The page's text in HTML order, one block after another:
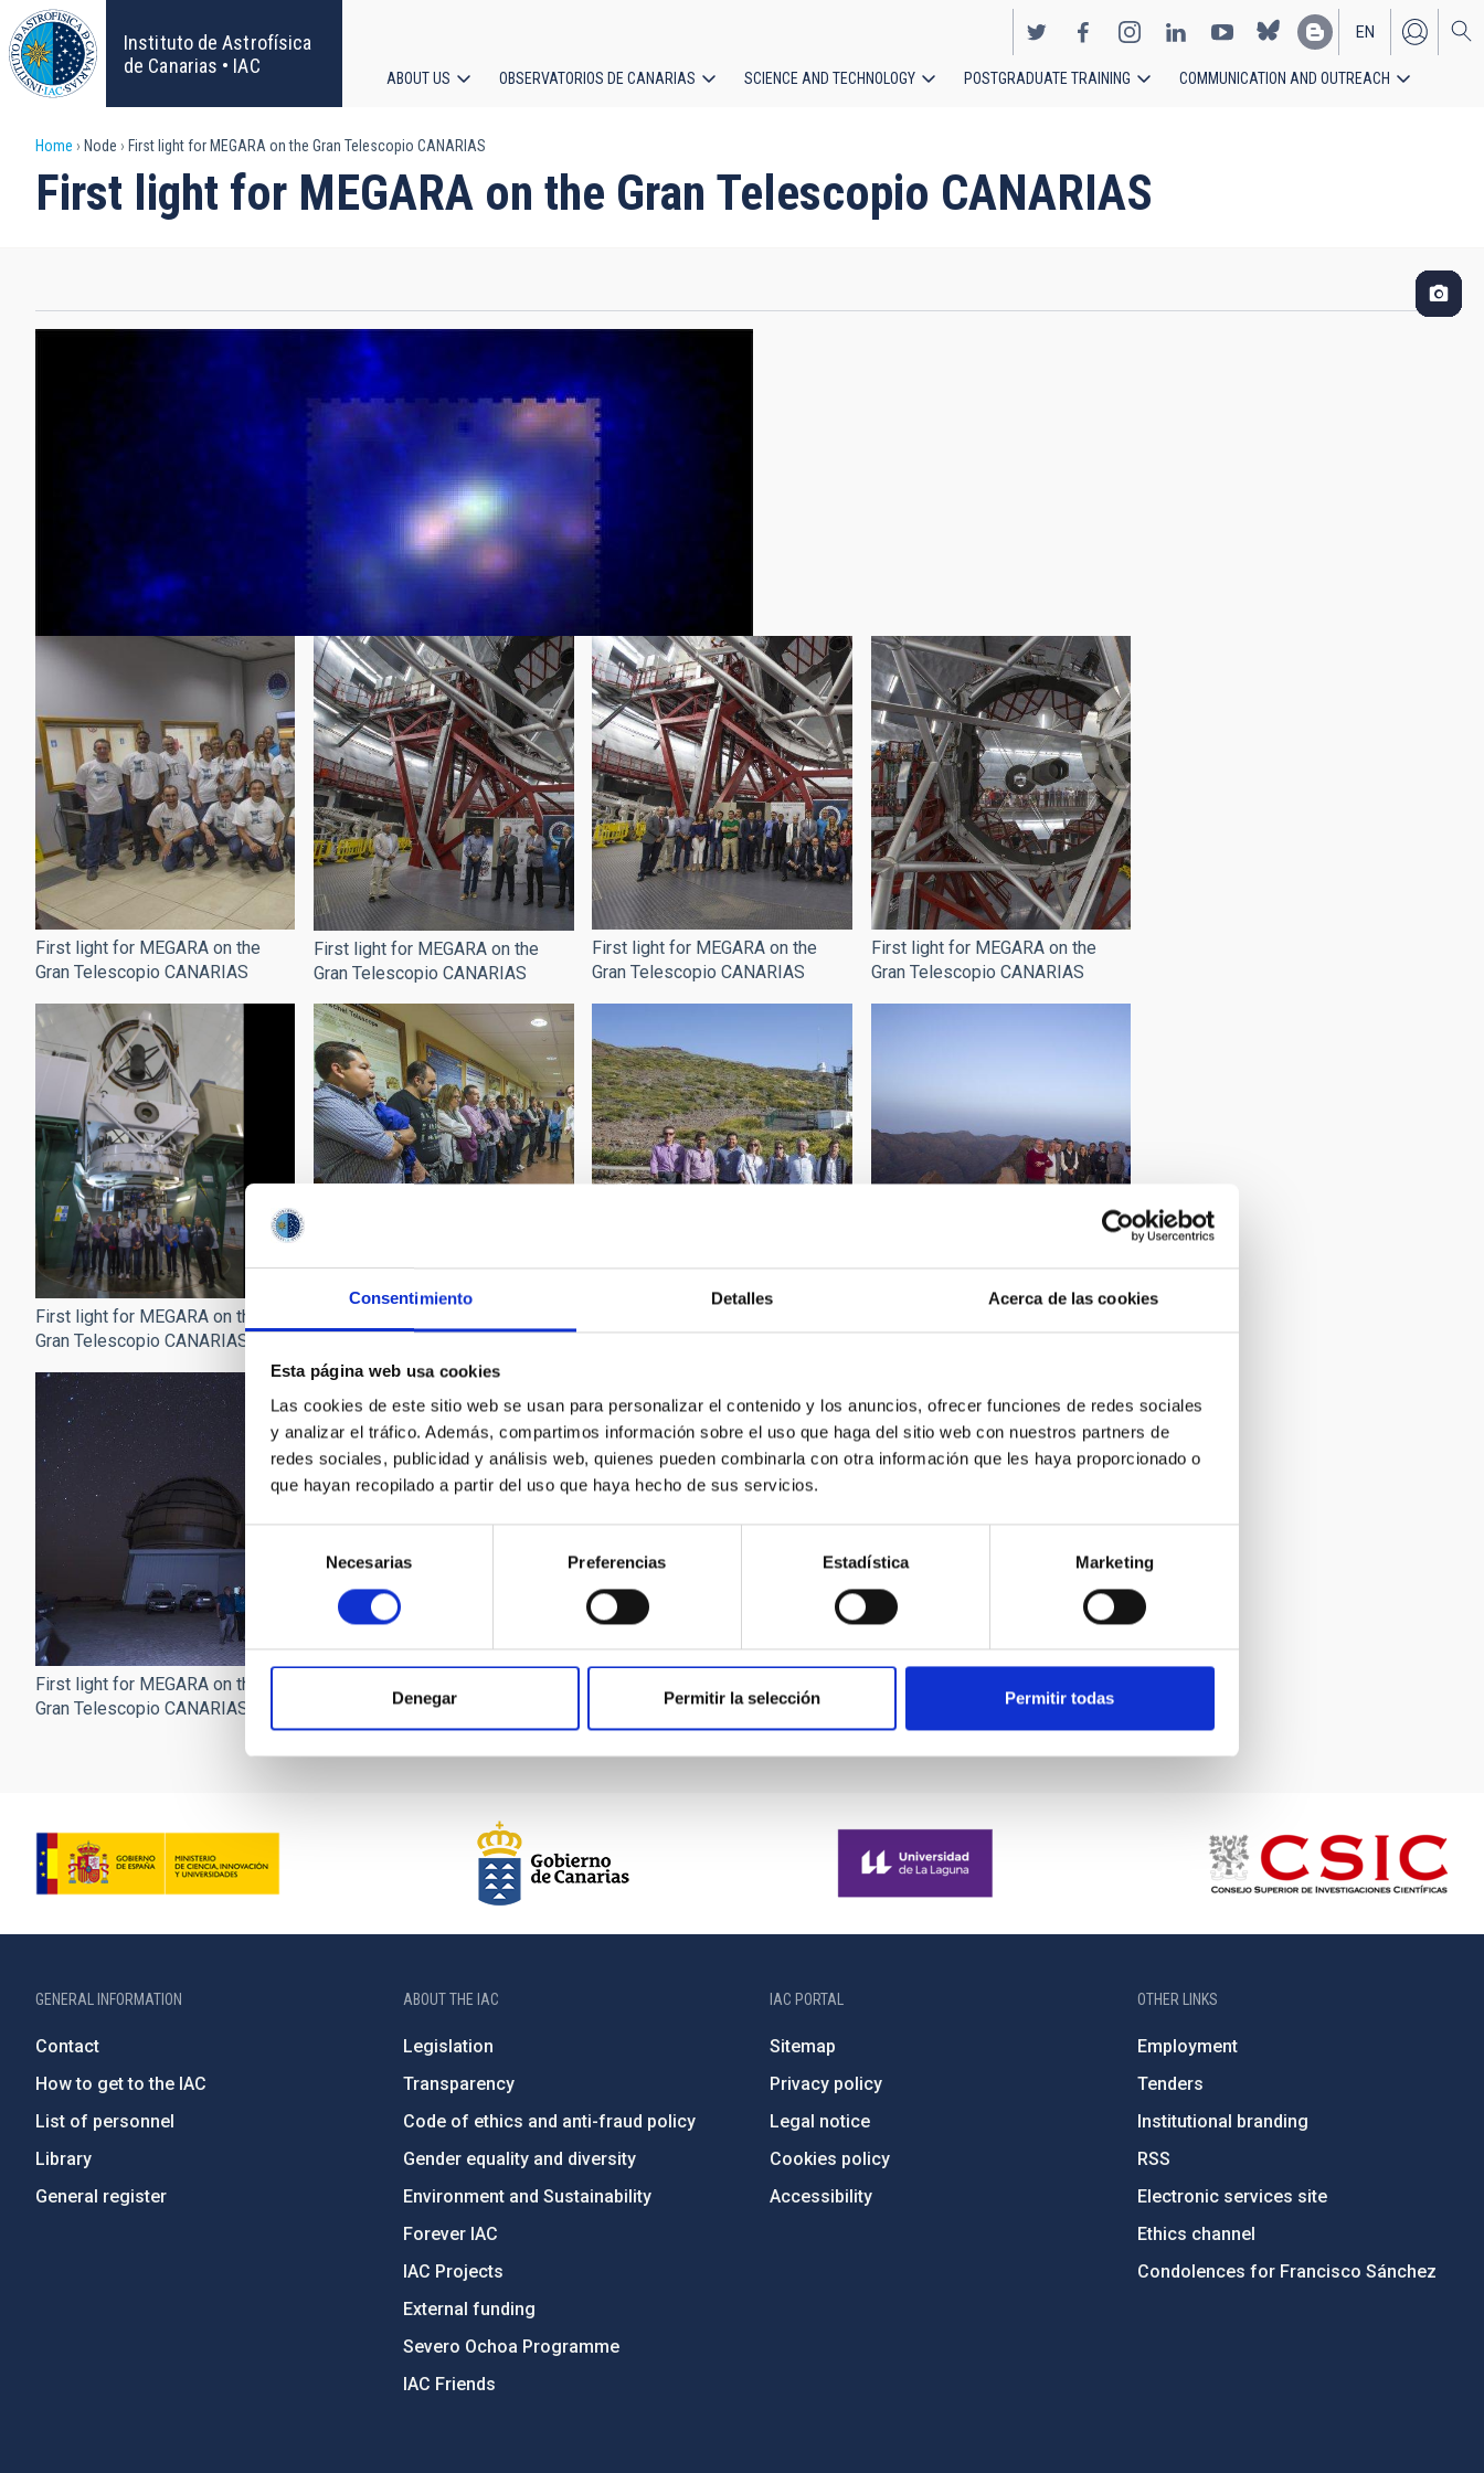
Consentimiento Detalles Acerca de las cookies
Esta página web usa cookies
Las cookies de este sitio web se usan para personalizar el contenido y los anuncios, ofrecer funciones de redes sociales
y analizar el tráfico. Además, compartimos información sobre el uso que haga del sitio web con nuestros partners de
redes sociales, publicidad y análisis web, quienes pueden combinarla con otra información que les haya proporcionado o
que hayan recopilado a partir del uso que haya hecho de sus servicios.
consentimiento
Necesarias Preferencias Estadística Marketing
Denegar Permitir la selección Permitir todas
Skip
to
main
content
Instituto de Astrofísica
de Canarias • IAC
EN
ES
navigation
ABOUT US OBSERVATORIOS DE CANARIAS SCIENCE AND TECHNOLOGY POSTGRADUATE TRAINING COMMUNICATION AND OUTREACH
Breadcrumb
Home Node First light for MEGARA on the Gran Telescopio CANARIAS
First light for MEGARA on the Gran Telescopio CANARIAS
First light for MEGARA on the
Gran Telescopio CANARIAS
First light for MEGARA on the
Gran Telescopio CANARIAS
First light for MEGARA on the
Gran Telescopio CANARIAS
First light for MEGARA on the
Gran Telescopio CANARIAS
First light for MEGARA on the
Gran Telescopio CANARIAS
First light for MEGARA on the
Gran Telescopio CANARIAS
Gran Telescopio CANARIAS
GENERAL INFORMATION
Contact
How to get to the IAC
List of personnel
Library
General register
ABOUT THE IAC
Legislation
Transparency
Code of ethics and anti-fraud policy
Gender equality and diversity
Environment and Sustainability
Forever IAC
IAC Projects
External funding
Severo Ochoa Programme
IAC Friends
IAC PORTAL
Sitemap
Privacy policy
Legal notice
Cookies policy
Accessibility
OTHER LINKS
Employment
Tenders
Institutional branding
RSS
Electronic services site
Ethics channel
Condolences for Francisco Sánchez